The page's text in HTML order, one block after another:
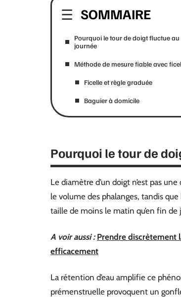
SOMMAIRE
Pourquoi le tour de doigt fluctue au
journée
Méthode de mesure fiable avec
Ficelle et règle graduée
Baguier à domicile
Pourquoi le tour de
Le diamètre d’un doigt n’est pas
le volume des phalanges, tandis
taille de moins le matin qu’en fin de
A voir aussi : Prendre discrètement
efficacement
La rétention d’eau amplifie ce
prémenstruelle provoquent un